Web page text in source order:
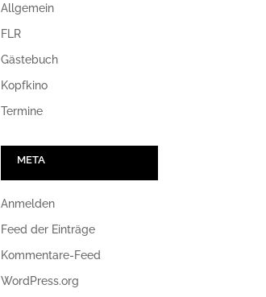
Allgemein
FLR
Gästebuch
Kopfkino
Termine
META
Anmelden
Feed der Einträge
Kommentare-Feed
WordPress.org